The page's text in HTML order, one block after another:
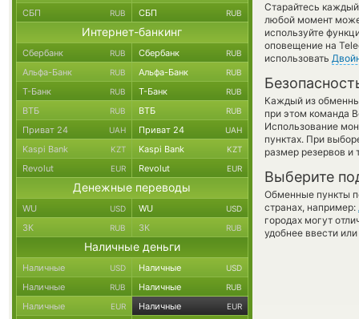
Старайтесь
любой момент
используйте
оповещение на
использовать
Каждый из
при этом команда
Использование
пунктах. При
размер резервов и
Выберите
Обменные пункты
странах, например:
городах могут
удобнее ввести
СБП RUB СБП RUB
Интернет-банкинг
Сбербанк RUB Сбербанк RUB
Альфа-Банк RUB Альфа-Банк RUB
Т-Банк RUB Т-Банк RUB
ВТБ RUB ВТБ RUB
Приват 24 UAH Приват 24 UAH
Kaspi Bank KZT Kaspi Bank KZT
Revolut EUR Revolut EUR
Денежные переводы
WU USD WU USD
ЗК RUB ЗК RUB
Наличные деньги
Наличные USD Наличные USD
Наличные RUB Наличные RUB
Наличные EUR Наличные EUR